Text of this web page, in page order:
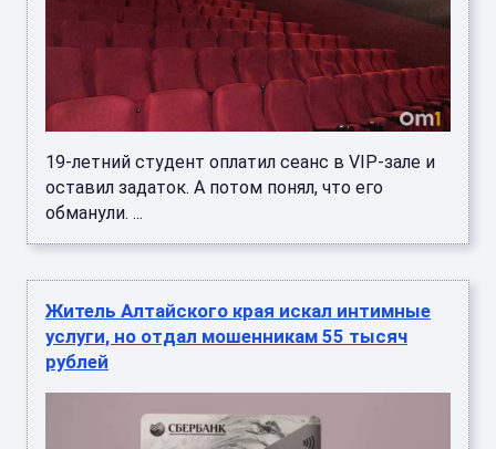
19-летний студент оплатил сеанс в VIP-зале и
оставил задаток. А потом понял, что его
обманули. ...
Житель Алтайского края искал интимные
услуги, но отдал мошенникам 55 тысяч
рублей